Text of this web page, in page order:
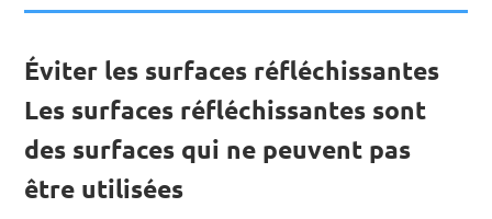
Éviter les surfaces réfléchissantes
Les surfaces réfléchissantes sont
des surfaces qui ne peuvent pas
être utilisées